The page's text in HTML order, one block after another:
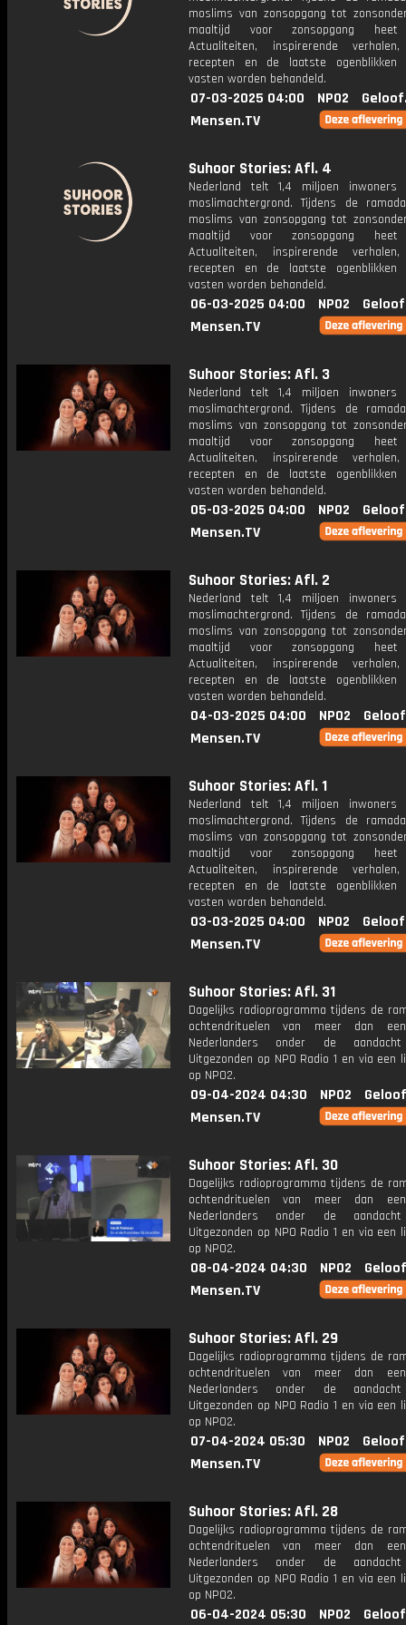
moslims van zonsopgang tot
maaltijd voor zonsopgang heet
Actualiteiten, inspirerende
recepten en de laatste
vasten worden behandeld.
07-03-2025 04:00 NPO2
Mensen.TV
Suhoor Stories: Afl. 4
Nederland telt 1,4 miljoen
moslimachtergrond. Tijdens de
moslims van zonsopgang tot
maaltijd voor zonsopgang heet
Actualiteiten, inspirerende
recepten en de laatste
vasten worden behandeld.
06-03-2025 04:00 NPO2
Mensen.TV
Suhoor Stories: Afl. 3
Nederland telt 1,4 miljoen
moslimachtergrond. Tijdens de
moslims van zonsopgang tot
maaltijd voor zonsopgang heet
Actualiteiten, inspirerende
recepten en de laatste
vasten worden behandeld.
05-03-2025 04:00 NPO2
Mensen.TV
Suhoor Stories: Afl. 2
Nederland telt 1,4 miljoen
moslimachtergrond. Tijdens de
moslims van zonsopgang tot
maaltijd voor zonsopgang heet
Actualiteiten, inspirerende
recepten en de laatste
vasten worden behandeld.
04-03-2025 04:00 NPO2
Mensen.TV
Suhoor Stories: Afl. 1
Nederland telt 1,4 miljoen
moslimachtergrond. Tijdens de
moslims van zonsopgang tot
maaltijd voor zonsopgang heet
Actualiteiten, inspirerende
recepten en de laatste
vasten worden behandeld.
03-03-2025 04:00 NPO2
Mensen.TV
Suhoor Stories: Afl. 31
Dagelijks radioprogramma tijdens de
ochtendrituelen van meer dan
Nederlanders onder de
Uitgezonden op NPO Radio 1 en via een
op NPO2.
09-04-2024 04:30 NPO2
Mensen.TV
Suhoor Stories: Afl. 30
Dagelijks radioprogramma tijdens de
ochtendrituelen van meer dan
Nederlanders onder de
Uitgezonden op NPO Radio 1 en via een
op NPO2.
08-04-2024 04:30 NPO2
Mensen.TV
Suhoor Stories: Afl. 29
Dagelijks radioprogramma tijdens de
ochtendrituelen van meer dan
Nederlanders onder de
Uitgezonden op NPO Radio 1 en via een
op NPO2.
07-04-2024 05:30 NPO2
Mensen.TV
Suhoor Stories: Afl. 28
Dagelijks radioprogramma tijdens de
ochtendrituelen van meer dan
Nederlanders onder de
Uitgezonden op NPO Radio 1 en via een
op NPO2.
06-04-2024 05:30 NPO2